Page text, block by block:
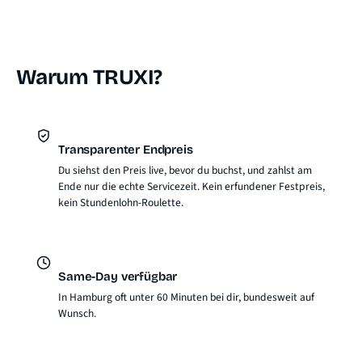
Warum TRUXI?
Transparenter Endpreis
Du siehst den Preis live, bevor du buchst, und zahlst am
Ende nur die echte Servicezeit. Kein erfundener Festpreis,
kein Stundenlohn-Roulette.
Same-Day verfügbar
In Hamburg oft unter 60 Minuten bei dir, bundesweit auf
Wunsch.